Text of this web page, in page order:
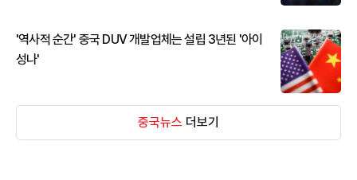
'역사적 순간' 중국 DUV 개발업체는 설립 3년된 '아이
성나'
중국뉴스 더보기